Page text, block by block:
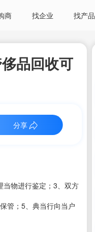
商 找企业 找产品
品回收可
分享
当物进行鉴定；3、双方
管；5、典当行向当户